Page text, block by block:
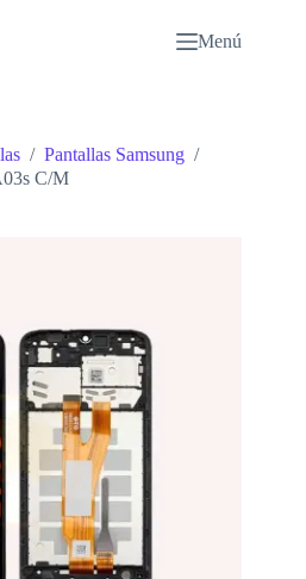
Menú
/ Pantallas Samsung /
C/M